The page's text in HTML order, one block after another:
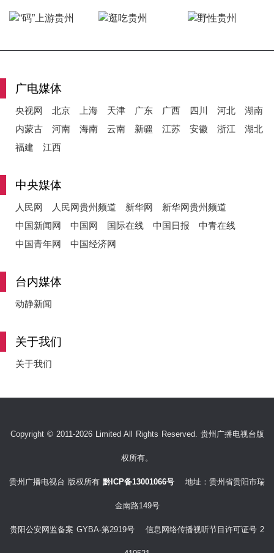
y
V
d
广电媒体
央视网 北京 上海 天津 广东 广西 四川 河北
湖南
内蒙古
河南 海南 云南 新疆 江苏 安徽 浙江
湖北
福建
江西
中央媒体
人民网 人民网贵州频道 新华网
新华网贵州频道
中国新闻网
中国网 国际在线 中国日报
中青在线
中国青年网
中国经济网
台内媒体
动静新闻
关于我们
关于我们
Copyright © 2011-2026 Limited All Rights Reserved. 贵州广播电视台版
权所有。
贵州广播电视台 版权所有 黔ICP备13001066号 地址：贵州省贵阳市瑞
金南路149号
贵阳公安网监备案 GYBA-第2919号 信息网络传播视听节目许可证号 2